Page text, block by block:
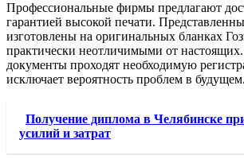
Профессиональные фирмы предлагают
гарантией высокой печати.
изготовлены на оригинальных бланках
практически неотличимыми от
документы проходят необходимую
исключает вероятность проблем в будущем.
Получение диплома в Челябинске
усилий и затрат